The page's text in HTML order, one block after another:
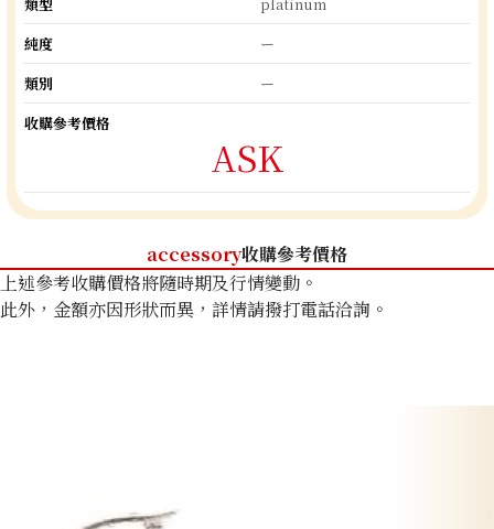
類型
platinum
純度
ー
類別
ー
收購參考價格
ASK
accessory收購參考價格
上述參考收購價格將隨時期及行情變動。
此外，金額亦因形狀而異，詳情請撥打電話洽詢。